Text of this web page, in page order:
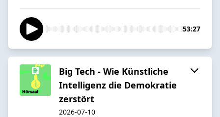
53:27
Big Tech - Wie Künstliche
Intelligenz die Demokratie
zerstört
2026-07-10